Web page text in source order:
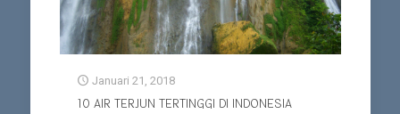
Januari 21, 2018
10 AIR TERJUN TERTINGGI DI INDONESIA